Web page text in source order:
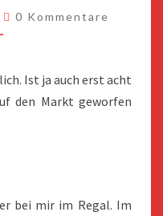
Kommentare
0 Kommentare
Ist ja auch erst acht
den Markt geworfen
bei mir im Regal. Im